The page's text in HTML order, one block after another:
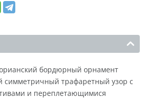
бордюрный орнамент
симметричный трафаретный узор с
и переплетающимися